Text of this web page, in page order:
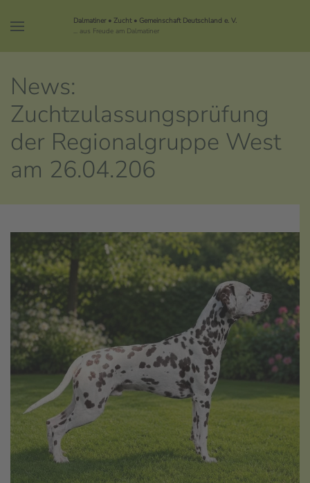
Dalmatiner • Zucht • Gemeinschaft Deutschland e. V.
... aus Freude am Dalmatiner
News:
Zuchtzulassungsprüfung
der Regionalgruppe West
am 26.04.206